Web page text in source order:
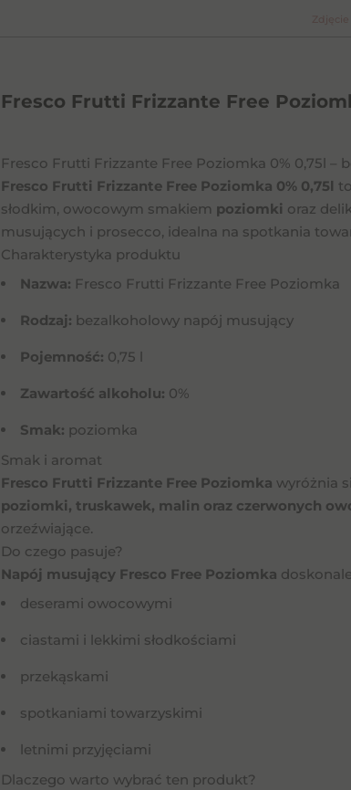
Fresco Frutti Frizzante Free
Fresco Frutti Frizzante Free Poziomka 0% 0,75l
Fresco Frutti Frizzante Free Poziomka 0% 0,75l
słodkim, owocowym smakiem poziomki oraz
musujących i prosecco, idealna na spotkania
Charakterystyka produktu
Nazwa: Fresco Frutti Frizzante Free Poziomka
Rodzaj: bezalkoholowy napój musujący
Pojemność: 0,75 l
Zawartość alkoholu: 0%
Smak: poziomka
Smak i aromat
Fresco Frutti Frizzante Free Poziomka wyróżnia
poziomki, truskawek, malin oraz czerwonych
orzeźwiające.
Do czego pasuje?
Napój musujący Fresco Free Poziomka
deserami owocowymi
ciastami i lekkimi słodkościami
przekąskami
spotkaniami towarzyskimi
letnimi przyjęciami
Dlaczego warto wybrać ten produkt?